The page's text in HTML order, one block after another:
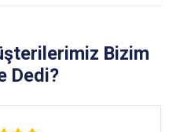
Bizim
Dedi?